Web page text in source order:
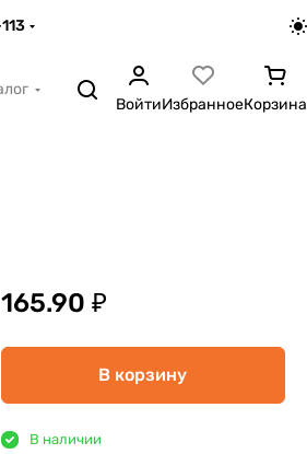
ВойтиИзбранноеКорзина
165.90 ₽
В корзину
В наличии